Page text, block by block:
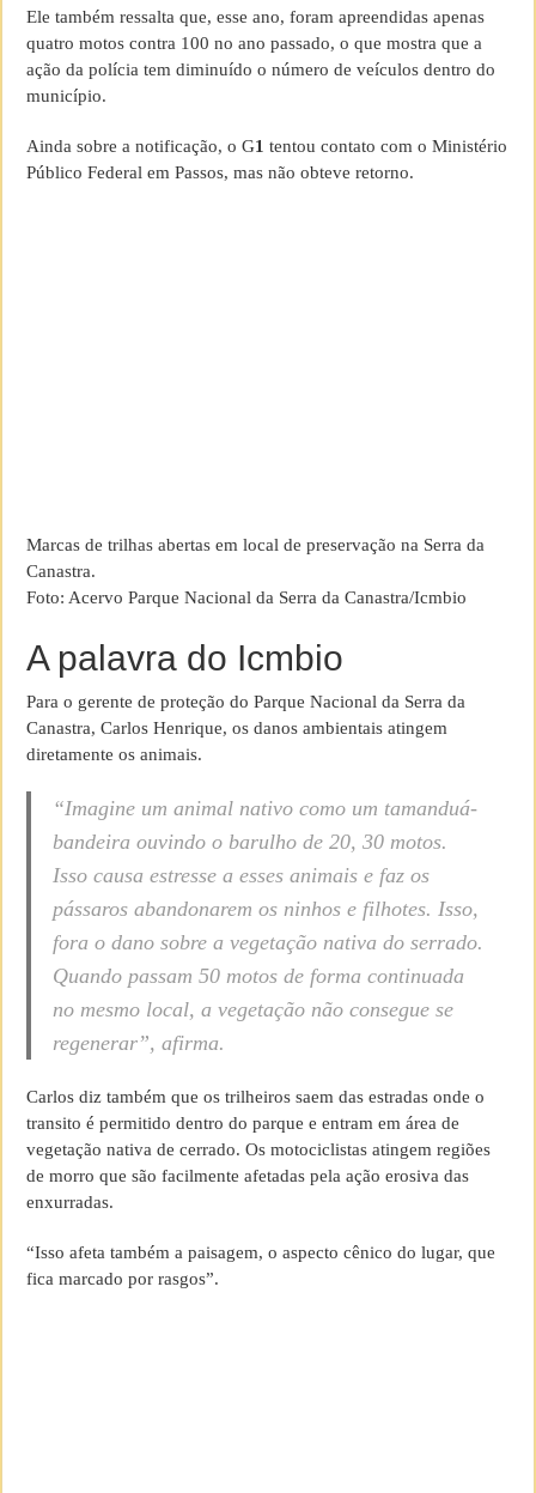
Ele também ressalta que, esse ano, foram apreendidas apenas
quatro motos contra 100 no ano passado, o que mostra que a
ação da polícia tem diminuído o número de veículos dentro do
município.
Ainda sobre a notificação, o G1tentou contato com o Ministério
Público Federal em Passos, mas não obteve retorno.
Marcas de trilhas abertas em local de preservação na Serra da
Canastra.
Foto: Acervo Parque Nacional da Serra da Canastra/Icmbio
A palavra do Icmbio
Para o gerente de proteção do Parque Nacional da Serra da
Canastra, Carlos Henrique, os danos ambientais atingem
diretamente os animais.
“Imagine um animal nativo como um tamanduá-
bandeira ouvindo o barulho de 20, 30 motos.
Isso causa estresse a esses animais e faz os
pássaros abandonarem os ninhos e filhotes. Isso,
fora o dano sobre a vegetação nativa do serrado.
Quando passam 50 motos de forma continuada
no mesmo local, a vegetação não consegue se
regenerar”, afirma.
Carlos diz também que os trilheiros saem das estradas onde o
transito é permitido dentro do parque e entram em área de
vegetação nativa de cerrado. Os motociclistas atingem regiões
de morro que são facilmente afetadas pela ação erosiva das
enxurradas.
“Isso afeta também a paisagem, o aspecto cênico do lugar, que
fica marcado por rasgos”.